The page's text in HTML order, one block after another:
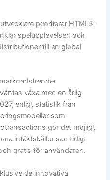
prioriterar HTML5-
spelupplevelsen och
till en global
växa med en årlig
enligt statistik från
som
gör det möjligt
intäktskällor samtidigt
gratis för användaren.
de innovativa